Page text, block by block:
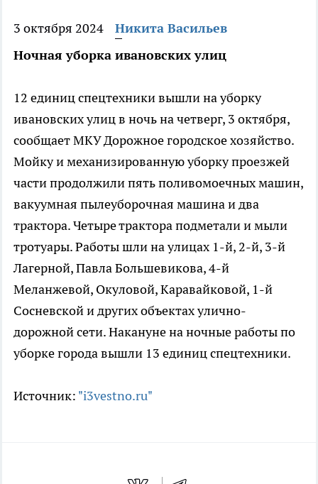
3 октября 2024
Никита Васильев
Ночная уборка ивановских улиц
12 единиц спецтехники вышли на уборку
ивановских улиц в ночь на четверг, 3 октября,
сообщает МКУ Дорожное городское хозяйство.
Мойку и механизированную уборку проезжей
части продолжили пять поливомоечных машин,
вакуумная пылеуборочная машина и два
трактора. Четыре трактора подметали и мыли
тротуары. Работы шли на улицах 1-й, 2-й, 3-й
Лагерной, Павла Большевикова, 4-й
Меланжевой, Окуловой, Каравайковой, 1-й
Сосневской и других объектах улично-
дорожной сети. Накануне на ночные работы по
уборке города вышли 13 единиц спецтехники.
Источник: "i3vestno.ru"